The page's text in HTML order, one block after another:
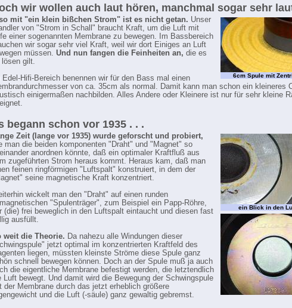
wir wollen auch laut hören, manchmal sogar sehr
6cm Spule mit
mit "ein klein bißchen Strom" ist es nicht getan. Unser
von "Strom in Schall" braucht Kraft, um die Luft mit
einer sogenannten Membrane zu bewegen. Im Bassbereich
wir sogar sehr viel Kraft, weil wir dort Einiges an Luft
müssen. Und nun fangen die Feinheiten an, die es
lösen gilt.
Edel-Hifi-Bereich benennen wir für den Bass mal einen
von ca. 35cm als normal. Damit kann man schon ein kleineres
einigermaßen nachbilden. Alles Andere oder Kleinere ist nur für sehr kleine
begann schon vor 1935 . . .
ein Blick in den
Zeit (lange vor 1935) wurde geforscht und probiert,
man die beiden komponenten "Draht" und "Magnet" so
anordnen könnte, daß ein optimaler Kraftfluß aus
zugeführten Strom heraus kommt. Heraus kam, daß man
feinen ringförmigen "Luftspalt" konstruiert, in dem der
seine magnetische Kraft konzentriert.
wickelt man den "Draht" auf einen runden
"Spulenträger", zum Beispiel ein Papp-Röhre,
(die) frei beweglich in den Luftspalt eintaucht und diesen fast
ausfüllt.
weit die Theorie. Da nahezu alle Windungen dieser
jetzt optimal im konzentrierten Kraftfeld des
liegen, müssten kleinste Ströme diese Spule ganz
schnell bewegen können. Doch an der Spule muß ja auch
die eigentliche Membrane befestigt werden, die letztendlich
Luft bewegt. Und damit wird die Bewegung der Schwingspule
der Membrane durch das jetzt erheblich größere
und die Luft (-säule) ganz gewaltig gebremst.